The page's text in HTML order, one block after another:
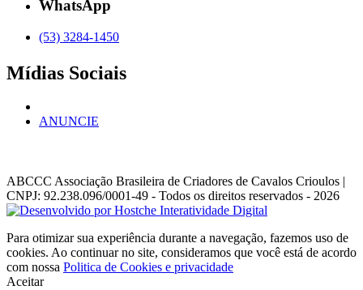
WhatsApp
(53) 3284-1450
Mídias Sociais
ANUNCIE
ABCCC Associação Brasileira de Criadores de Cavalos Crioulos |
CNPJ: 92.238.096/0001-49 - Todos os direitos reservados - 2026
Para otimizar sua experiência durante a navegação, fazemos uso de
cookies. Ao continuar no site, consideramos que você está de acordo
com nossa Politica de Cookies e privacidade
Aceitar